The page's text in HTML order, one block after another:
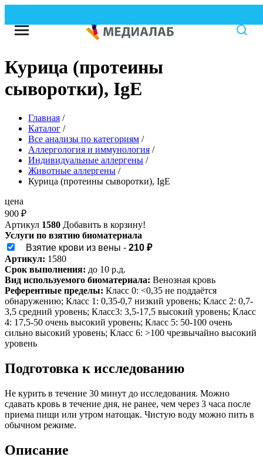
Курица (протеины
сыворотки), IgE
Главная /
Каталог /
Все анализы по категориям /
Аллергология и иммунология /
Индивидуальные аллергены /
Животные аллергены /
Курица (протеины сыворотки), IgE
цена
900 ₽
Артикул 1580 Добавить в корзину!
Услуги по взятию биоматериала
Взятие крови из вены - 210 ₽
Артикул: 1580
Срок выполнения: до 10 р.д.
Вид используемого биоматериала: Венозная кровь
Референтные пределы: Класс 0: <0,35 не поддаётся
обнаружению; Класс 1: 0,35-0,7 низкий уровень; Класс 2: 0,7-
3,5 средний уровень; Класс3: 3,5-17,5 высокий уровень; Класс
4: 17,5-50 очень высокий уровень; Класс 5: 50-100 очень
сильно высокий уровень; Класс 6: >100 чрезвычайно высокий
уровень
Подготовка к исследованию
Не курить в течение 30 минут до исследования. Можно
сдавать кровь в течение дня, не ранее, чем через 3 часа после
приема пищи или утром натощак. Чистую воду можно пить в
обычном режиме.
Описание